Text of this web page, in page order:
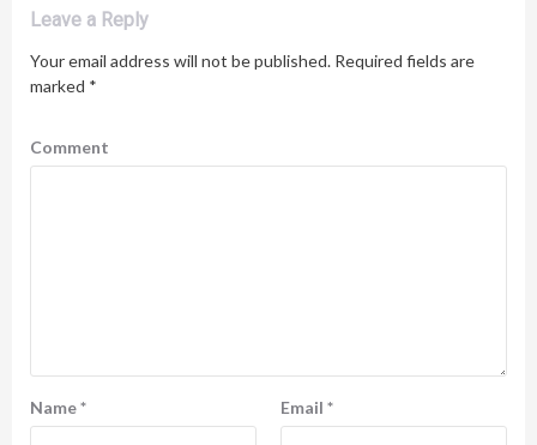
Leave a Reply
Your email address will not be published. Required fields are
marked *
Comment
Name* Email *